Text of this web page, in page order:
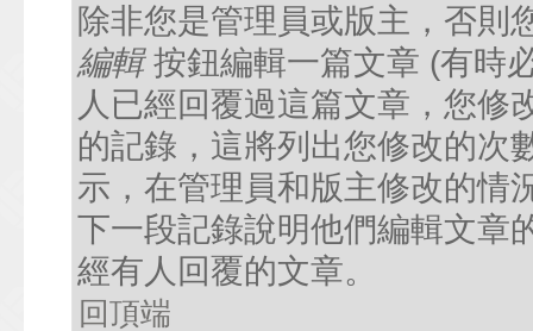
除非您是管理員或版主，否則
編輯按鈕編輯一篇文章 (有時
人已經回覆過這篇文章，您修
的記錄，這將列出您修改的次
示，在管理員和版主修改的情
下一段記錄說明他們編輯文章
經有人回覆的文章。
回頂端